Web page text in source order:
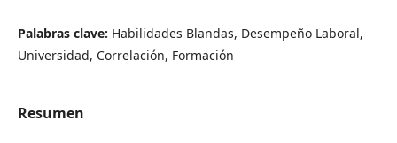
Palabras clave: Habilidades Blandas, Desempeño Laboral,
Universidad, Correlación, Formación
Resumen